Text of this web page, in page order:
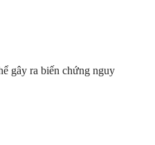
gây ra biến chứng nguy